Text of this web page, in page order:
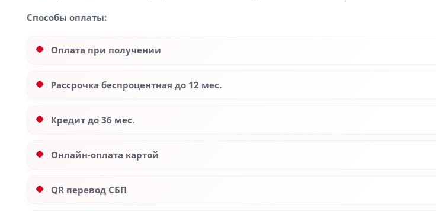
Способы оплаты:
Оплата при получении
Рассрочка беспроцентная до 12 мес.
Кредит до 36 мес.
Онлайн-оплата картой
QR перевод СБП